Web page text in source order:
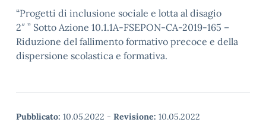
“Progetti di inclusione sociale e lotta al disagio
2″ ” Sotto Azione 10.1.1A-FSEPON-CA-2019-165 –
Riduzione del fallimento formativo precoce e della
dispersione scolastica e formativa.
Pubblicato: 10.05.2022 - Revisione: 10.05.2022